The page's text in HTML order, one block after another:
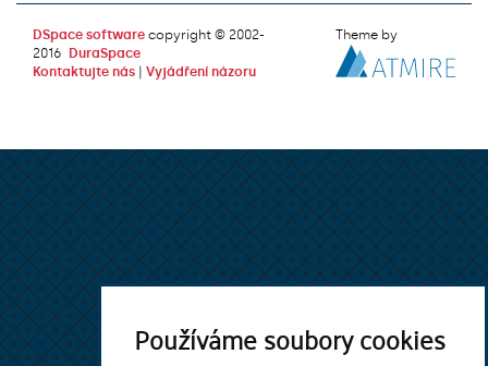
Používáme soubory cookies
DSpace software copyright © 2002-
2016
DuraSpace
Kontaktujte nás
Vyjádření názoru
Theme by